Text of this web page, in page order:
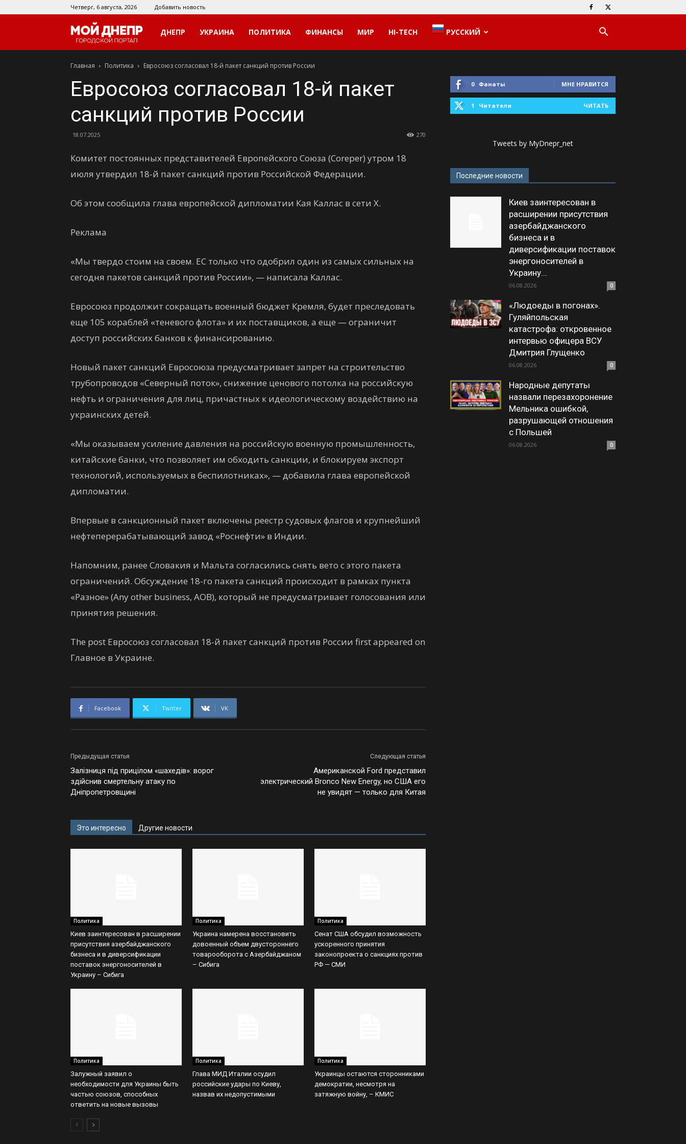
Четверг, 6 августа, 2026 Добавить новость
Мой
Днепр
ДНЕПР УКРАИНА ПОЛИТИКА ФИНАНСЫ МИР HI-TECH РУССКИЙ
Главная Политика Евросоюз согласовал 18-й пакет санкций против России
Евросоюз согласовал 18-й пакет
санкций против России
18.07.2025 270
Комитет постоянных представителей Европейского Союза (Coreper) утром 18
июля утвердил 18-й пакет санкций против Российской Федерации.
Об этом сообщила глава европейской дипломатии Кая Каллас в сети X.
Реклама
«Мы твердо стоим на своем. ЕС только что одобрил один из самых сильных на
сегодня пакетов санкций против России», — написала Каллас.
Евросоюз продолжит сокращать военный бюджет Кремля, будет преследовать
еще 105 кораблей «теневого флота» и их поставщиков, а еще — ограничит
доступ российских банков к финансированию.
Новый пакет санкций Евросоюза предусматривает запрет на строительство
трубопроводов «Северный поток», снижение ценового потолка на российскую
нефть и ограничения для лиц, причастных к идеологическому воздействию на
украинских детей.
«Мы оказываем усиление давления на российскую военную промышленность,
китайские банки, что позволяет им обходить санкции, и блокируем экспорт
технологий, используемых в беспилотниках», — добавила глава европейской
дипломатии.
Впервые в санкционный пакет включены реестр судовых флагов и крупнейший
нефтеперерабатывающий завод «Роснефти» в Индии.
Напомним, ранее Словакия и Мальта согласились снять вето с этого пакета
ограничений. Обсуждение 18-го пакета санкций происходит в рамках пункта
«Разное» (Any other business, AOB), который не предусматривает голосования или
принятия решения.
The post Евросоюз согласовал 18-й пакет санкций против России first appeared on
Главное в Украине.
Facebook Twitter VK
Предыдущая статья
Залізниця під прицілом «шахедів»: ворог
здійснив смертельну атаку по
Дніпропетровщині
Следующая статья
Американской Ford представил
электрический Bronco New Energy, но США его
не увидят — только для Китая
Это интересно Другие новости
Политика
Киев заинтересован в расширении
присутствия азербайджанского
бизнеса и в диверсификации
поставок энергоносителей в
Украину – Сибига
Политика
Украина намерена восстановить
довоенный объем двустороннего
товарооборота с Азербайджаном
– Сибига
Политика
Сенат США обсудил возможность
ускоренного принятия
законопроекта о санкциях против
РФ — СМИ
Политика
Залужный заявил о
необходимости для Украины быть
частью союзов, способных
ответить на новые вызовы
Политика
Глава МИД Италии осудил
российские удары по Киеву,
назвав их недопустимыми
Политика
Украинцы остаются сторонниками
демократии, несмотря на
затяжную войну, – КМИС
0 Фанаты МНЕ НРАВИТСЯ
1 Читатели ЧИТАТЬ
Tweets by MyDnepr_net
Последние новости
Киев заинтересован в
расширении присутствия
азербайджанского
бизнеса и в
диверсификации поставок
энергоносителей в
Украину...
06.08.2026 0
«Людоеды в погонах».
Гуляйпольская
катастрофа: откровенное
интервью офицера ВСУ
Дмитрия Глущенко
06.08.2026 0
Народные депутаты
назвали перезахоронение
Мельника ошибкой,
разрушающей отношения
с Польшей
06.08.2026 0